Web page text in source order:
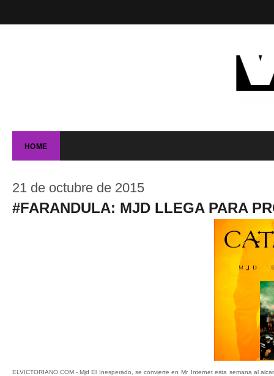
HOME
21 de octubre de 2015
#FARANDULA: MJD LLEGA PARA
ELVICTORIANO.COM - Mjd El Inesperado, se convierte en Mr. Internet esta semana al